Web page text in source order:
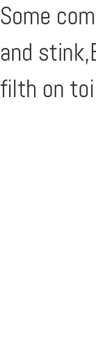
Some
and
filth on